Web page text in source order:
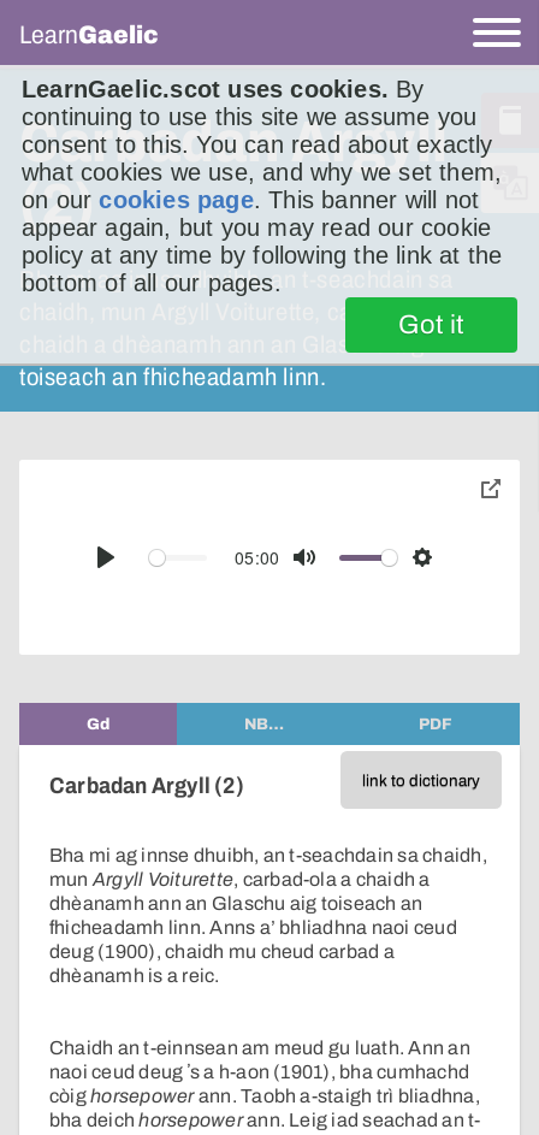
LearnGaelic.scot uses cookies. By
continuing to use this site we assume you
consent to this. You can read about exactly
what cookies we use, and why we set them,
on ourcookies page. This banner will not
appear again, but you may read our cookie
policy at any time by following the link at the
bottom of all our pages.
Got it
LearnGaelic
Carbadan Argyll
(2)
Bha mi ag innse dhuibh, an t-seachdain sa
chaidh, mun Argyll Voiturette, carbad-ola a
chaidh a dhèanamh ann an Glaschu aig
toiseach an fhicheadamh linn.
Play
05:00
Mute Settings
toggle
Gd NB… PDF
link to dictionary
Carbadan Argyll (2)
Bha mi ag innse dhuibh, an t-seachdain sa chaidh,
munArgyll Voiturette, carbad-ola a chaidh a
dhèanamh ann an Glaschu aig toiseach an
fhicheadamh linn. Anns a’ bhliadhna naoi ceud
deug (1900), chaidh mu cheud carbad a
dhèanamh is a reic.
Chaidh an t-einnsean am meud gu luath. Ann an
naoi ceud deug ʼs a h-aon (1901), bha cumhachd
còighorsepowerann. Taobh a-staigh trì bliadhna,
bha deichhorsepowerann. Leig iad seachad an t-